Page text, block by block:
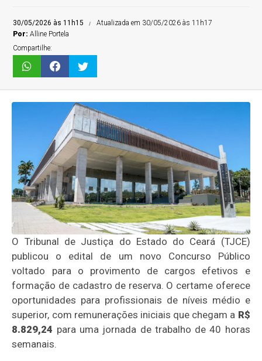
30/05/2026 às 11h15
Atualizada em 30/05/2026 às 11h17
Por:Alline Portela
Compartilhe:
O Tribunal de Justiça do Estado do Ceará (TJCE)
publicou o edital de um novo Concurso Público
voltado para o provimento de cargos efetivos e
formação de cadastro de reserva. O certame oferece
oportunidades para profissionais de níveis médio e
superior, com remunerações iniciais que chegam a R$
8.829,24 para uma jornada de trabalho de 40 horas
semanais.